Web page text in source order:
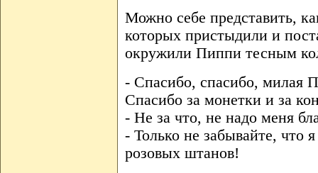
Можно себе представить,
которых пристыдили и
окружили Пиппи тесным
- Спасибо, спасибо, милая
Спасибо за монетки и за
- Не за что, не надо меня
- Только не забывайте, что
розовых штанов!